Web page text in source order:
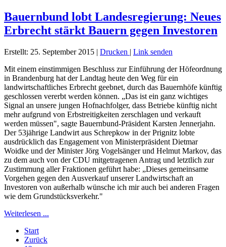
Bauernbund lobt Landesregierung: Neues
Erbrecht stärkt Bauern gegen Investoren
Erstellt: 25. September 2015 | Drucken | Link senden
Mit einem einstimmigen Beschluss zur Einführung der Höfeordnung
in Brandenburg hat der Landtag heute den Weg für ein
landwirtschaftliches Erbrecht geebnet, durch das Bauernhöfe künftig
geschlossen vererbt werden können. „Das ist ein ganz wichtiges
Signal an unsere jungen Hofnachfolger, dass Betriebe künftig nicht
mehr aufgrund von Erbstreitigkeiten zerschlagen und verkauft
werden müssen", sagte Bauernbund-Präsident Karsten Jennerjahn.
Der 53jährige Landwirt aus Schrepkow in der Prignitz lobte
ausdrücklich das Engagement von Ministerpräsident Dietmar
Woidke und der Minister Jörg Vogelsänger und Helmut Markov, das
zu dem auch von der CDU mitgetragenen Antrag und letztlich zur
Zustimmung aller Fraktionen geführt habe: „Dieses gemeinsame
Vorgehen gegen den Ausverkauf unserer Landwirtschaft an
Investoren von außerhalb wünsche ich mir auch bei anderen Fragen
wie dem Grundstücksverkehr."
Weiterlesen ...
Start
Zurück